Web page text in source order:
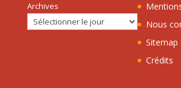
Archives
Nous
Sitemap
Crédits